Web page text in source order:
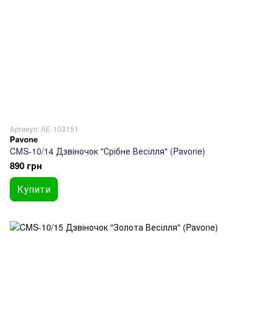
Артикул: AE-103151
Pavone
CMS-10/14 Дзвіночок "Срібне Весілля" (Pavone)
890 грн
Купити